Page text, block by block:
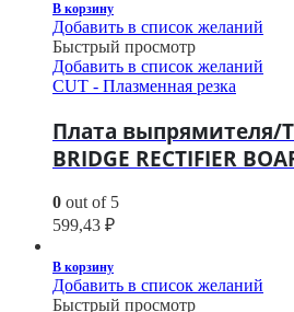
В корзину
Добавить в список желаний
Быстрый просмотр
Добавить в список желаний
CUT - Плазменная резка
Плата выпрямителя/
BRIDGE RECTIFIER
0 out of 5
599,43 ₽
В корзину
Добавить в список желаний
Быстрый просмотр